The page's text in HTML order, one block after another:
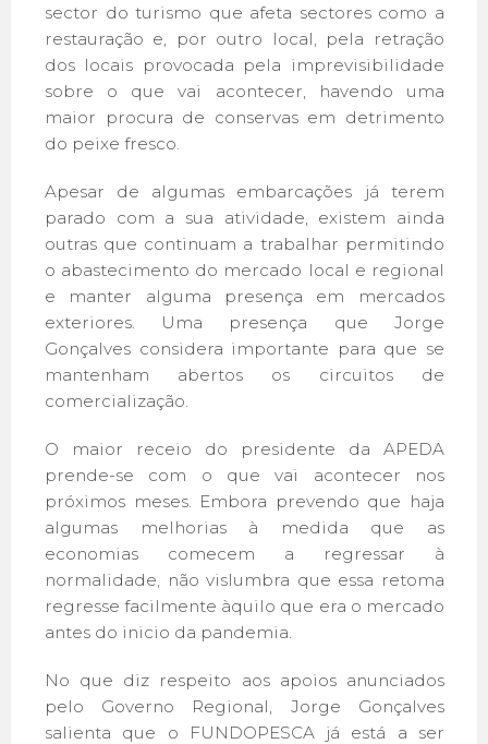
sector do turismo que afeta sectores como a
restauração e, por outro local, pela retração
dos locais provocada pela imprevisibilidade
sobre o que vai acontecer, havendo uma
maior procura de conservas em detrimento
do peixe fresco.
Apesar de algumas embarcações já terem
parado com a sua atividade, existem ainda
outras que continuam a trabalhar permitindo
o abastecimento do mercado local e regional
e manter alguma presença em mercados
exteriores. Uma presença que Jorge
Gonçalves considera importante para que se
mantenham abertos os circuitos de
comercialização.
O maior receio do presidente da APEDA
prende-se com o que vai acontecer nos
próximos meses. Embora prevendo que haja
algumas melhorias à medida que as
economias comecem a regressar à
normalidade, não vislumbra que essa retoma
regresse facilmente àquilo que era o mercado
antes do inicio da pandemia.
No que diz respeito aos apoios anunciados
pelo Governo Regional, Jorge Gonçalves
salienta que o FUNDOPESCA já está a ser